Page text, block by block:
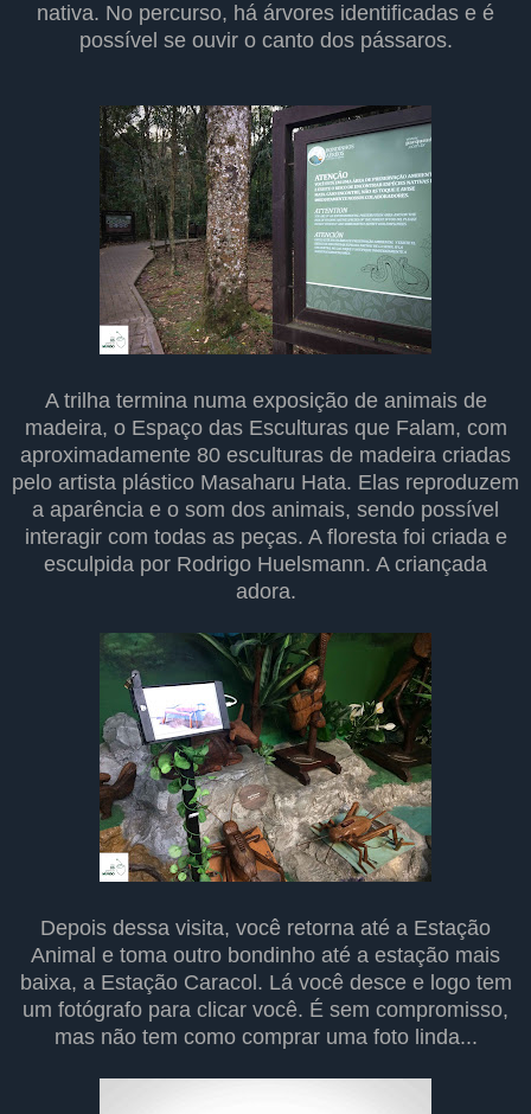
nativa. No percurso, há árvores identificadas e é
possível se ouvir o canto dos pássaros.
A trilha termina numa exposição de animais de
madeira, o Espaço das Esculturas que Falam, com
aproximadamente 80 esculturas de madeira criadas
pelo artista plástico Masaharu Hata. Elas reproduzem
a aparência e o som dos animais, sendo possível
interagir com todas as peças. A floresta foi criada e
esculpida por Rodrigo Huelsmann. A criançada
adora.
Depois dessa visita, você retorna até a Estação
Animal e toma outro bondinho até a estação mais
baixa, a Estação Caracol. Lá você desce e logo tem
um fotógrafo para clicar você. É sem compromisso,
mas não tem como comprar uma foto linda...